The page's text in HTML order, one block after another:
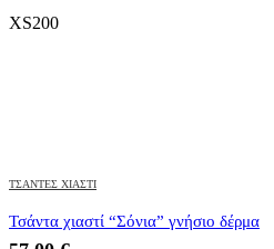
XS200
ΤΣΑΝΤΕΣ ΧΙΑΣΤΙ
Τσάντα χιαστί “Σόνια” γνήσιο δέρμα